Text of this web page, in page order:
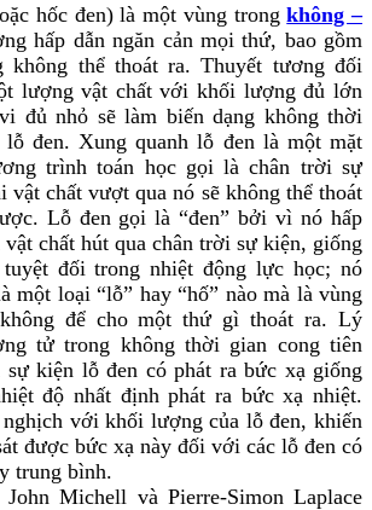
hốc đen) là một vùng trongkhông –
hấp dẫn ngăn cản mọi thứ, bao gồm
không thể thoát ra. Thuyết tương đối
lượng vật chất với khối lượng đủ lớn
đủ nhỏ sẽ làm biến dạng không thời
lỗ đen. Xung quanh lỗ đen là một mặt
trình toán học gọi là chân trời sự
vật chất vượt qua nó sẽ không thể thoát
Lỗ đen gọi là “đen” bởi vì nó hấp
chất hút qua chân trời sự kiện, giống
đối trong nhiệt động lực học; nó
một loại “lỗ” hay “hố” nào mà là vùng
để cho một thứ gì thoát ra. Lý
tử trong không thời gian cong tiên
kiện lỗ đen có phát ra bức xạ giống
độ nhất định phát ra bức xạ nhiệt.
với khối lượng của lỗ đen, khiến
được bức xạ này đối với các lỗ đen có
trung bình.
Michell và Pierre-Simon Laplace